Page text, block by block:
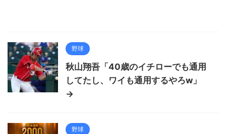
野球
秋山翔吾「40歳のイチローでも通用
してたし、ワイも通用するやろw」
→
野球